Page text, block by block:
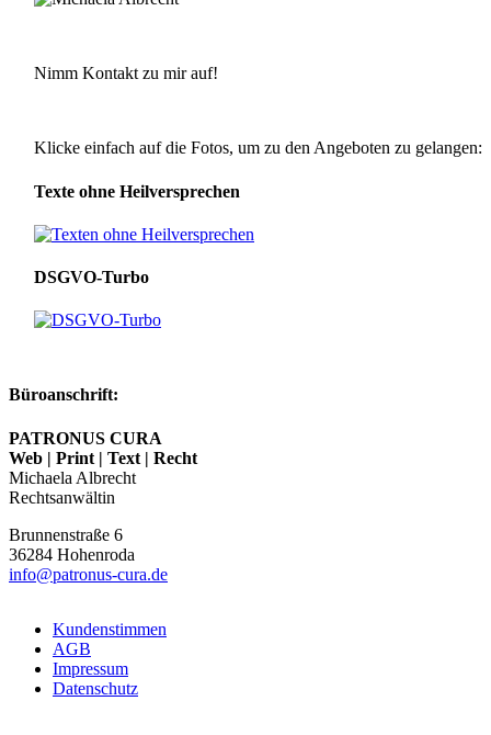
Nimm Kontakt zu mir auf!
Klicke einfach auf die Fotos, um zu den Angeboten zu gelangen:
Texte ohne Heilversprechen
DSGVO-Turbo
Büroanschrift:
PATRONUS CURA
Web | Print | Text | Recht
Michaela Albrecht
Rechtsanwältin
Brunnenstraße 6
36284 Hohenroda
info@patronus-cura.de
Kundenstimmen
AGB
Impressum
Datenschutz